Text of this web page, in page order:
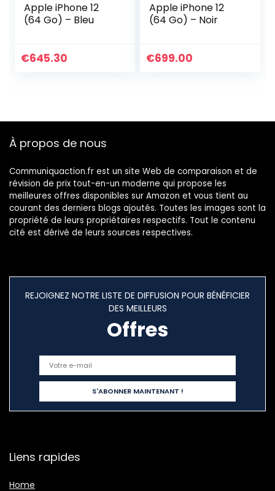
Apple iPhone 12
(64 Go) – Bleu
€645.30
Apple iPhone 12
(64 Go) – Noir
€699.00
À propos de nous
Communiquaction.fr est un site Web de comparaison et de
révision de prix tout-en-un moderne qui propose les
meilleures offres disponibles sur Amazon et vous tient au
courant des derniers blogs ajoutés. Toutes les images sont la
propriété de leurs propriétaires respectifs. Tout le contenu
cité est dérivé de leurs sources respectives.
REJOIGNEZ NOTRE LISTE DE DIFFUSION POUR BÉNÉFICIER
DES MEILLEURS
Offres
Liens rapides
Home